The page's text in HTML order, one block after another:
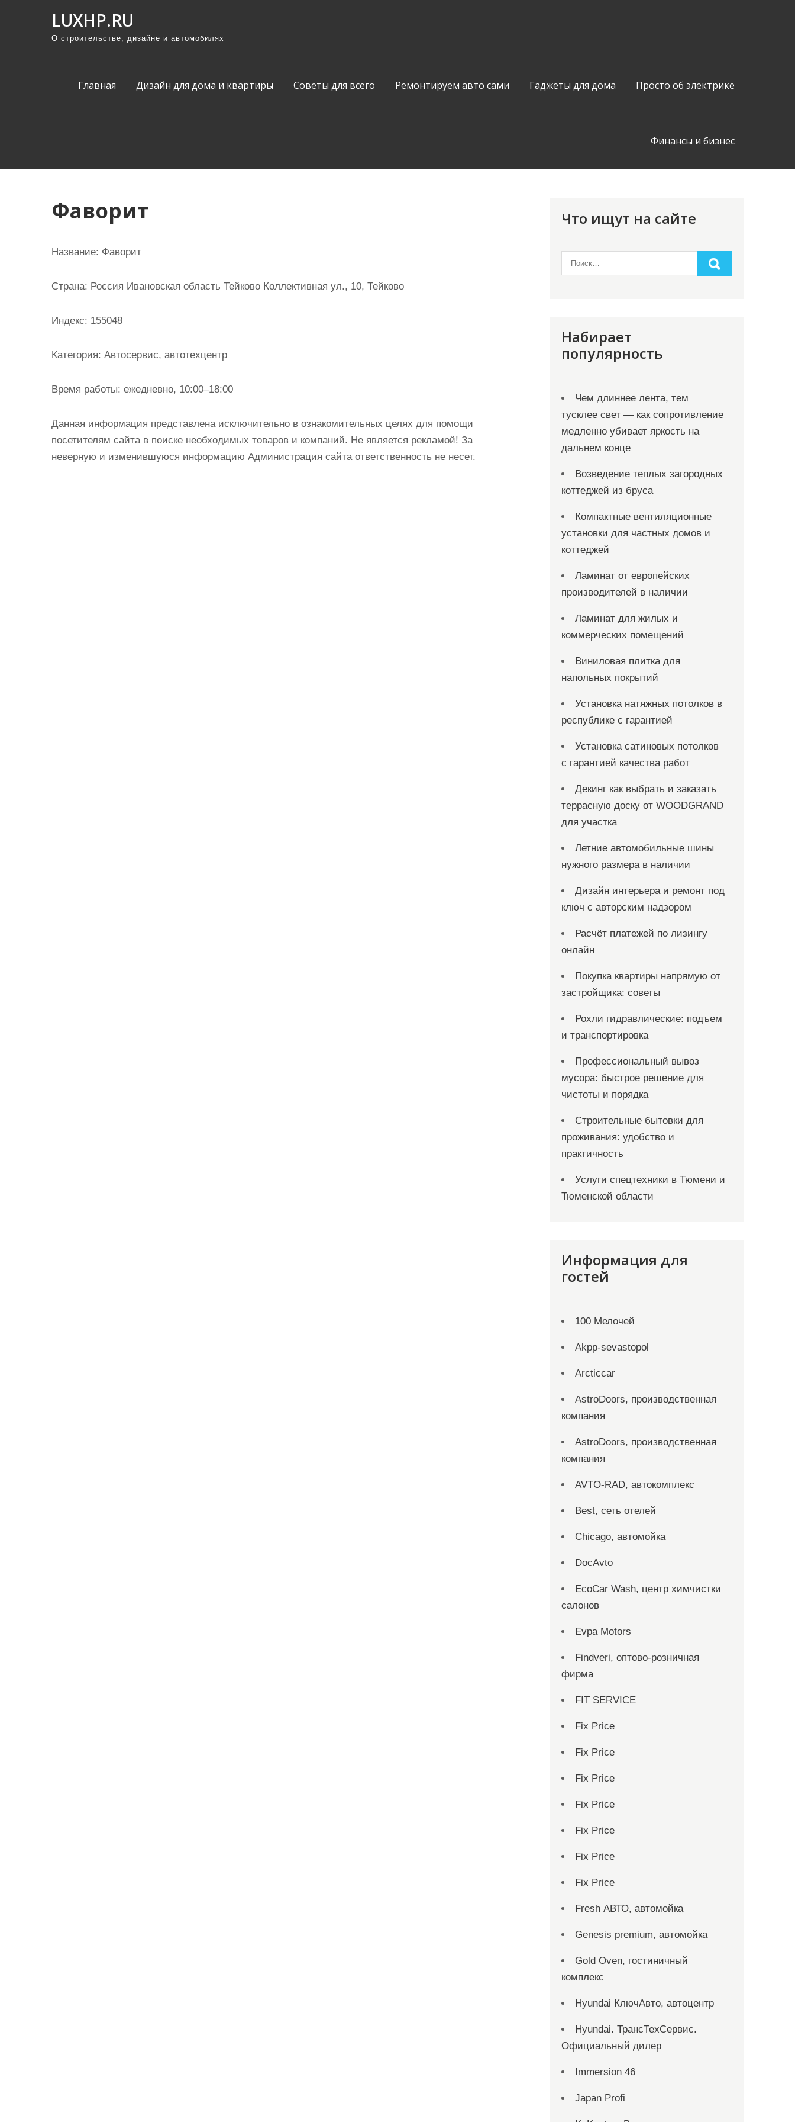
LUXHP.RU
О строительстве, дизайне и автомобилях
Главная Дизайн для дома и квартиры Советы для всего Ремонтируем авто сами Гаджеты для дома Просто об электрике
Финансы и бизнес
Фаворит
Название: Фаворит
Страна: Россия Ивановская область Тейково Коллективная ул., 10, Тейково
Индекс: 155048
Категория: Автосервис, автотехцентр
Время работы: ежедневно, 10:00–18:00
Данная информация представлена исключительно в ознакомительных целях для помощи
посетителям сайта в поиске необходимых товаров и компаний. Не является рекламой! За
неверную и изменившуюся информацию Администрация сайта ответственность не несет.
Что ищут на сайте
Набирает
популярность
Чем длиннее лента, тем
тусклее свет — как сопротивление
медленно убивает яркость на
дальнем конце
Возведение теплых загородных
коттеджей из бруса
Компактные вентиляционные
установки для частных домов и
коттеджей
Ламинат от европейских
производителей в наличии
Ламинат для жилых и
коммерческих помещений
Виниловая плитка для
напольных покрытий
Установка натяжных потолков в
республике с гарантией
Установка сатиновых потолков
с гарантией качества работ
Декинг как выбрать и заказать
террасную доску от WOODGRAND
для участка
Летние автомобильные шины
нужного размера в наличии
Дизайн интерьера и ремонт под
ключ с авторским надзором
Расчёт платежей по лизингу
онлайн
Покупка квартиры напрямую от
застройщика: советы
Рохли гидравлические: подъем
и транспортировка
Профессиональный вывоз
мусора: быстрое решение для
чистоты и порядка
Строительные бытовки для
проживания: удобство и
практичность
Услуги спецтехники в Тюмени и
Тюменской области
Информация для
гостей
100 Мелочей
Akpp-sevastopol
Arcticcar
AstroDoors, производственная
компания
AstroDoors, производственная
компания
AVTO-RAD, автокомплекс
Best, сеть отелей
Chicago, автомойка
DocAvto
EcoCar Wash, центр химчистки
салонов
Evpa Motors
Findveri, оптово-розничная
фирма
FIT SERVICE
Fix Price
Fix Price
Fix Price
Fix Price
Fix Price
Fix Price
Fix Price
Fresh АВТО, автомойка
Genesis premium, автомойка
Gold Oven, гостиничный
комплекс
Hyundai КлючАвто, автоцентр
Hyundai. ТрансТехСервис.
Официальный дилер
Immersion 46
Japan Profi